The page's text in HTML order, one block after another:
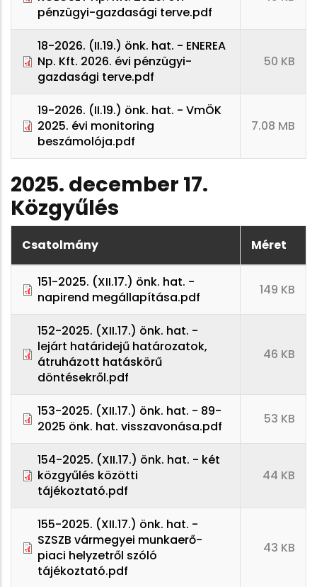
pénzügyi-gazdasági terve.pdf
18-2026. (II.19.) önk. hat. - ENEREA
Np. Kft. 2026. évi pénzügyi-
gazdasági terve.pdf
50 KB
19-2026. (II.19.) önk. hat. - VmÖK
2025. évi monitoring
beszámolója.pdf
7.08 MB
2025. december 17.
Közgyűlés
Csatolmány Méret
151-2025. (XII.17.) önk. hat. -
napirend megállapítása.pdf
149 KB
152-2025. (XII.17.) önk. hat. -
lejárt határidejű határozatok,
átruházott hatáskörű
döntésekről.pdf
46 KB
153-2025. (XII.17.) önk. hat. - 89-
2025 önk. hat. visszavonása.pdf
53 KB
154-2025. (XII.17.) önk. hat. - két
közgyűlés közötti
tájékoztató.pdf
44 KB
155-2025. (XII.17.) önk. hat. -
SZSZB vármegyei munkaerő-
piaci helyzetről szóló
tájékoztató.pdf
43 KB